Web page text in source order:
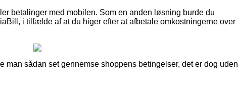
betalinger med mobilen. Som en anden løsning burde du
i tilfælde af at du higer efter at afbetale omkostningerne over
man sådan set gennemse shoppens betingelser, det er dog uden